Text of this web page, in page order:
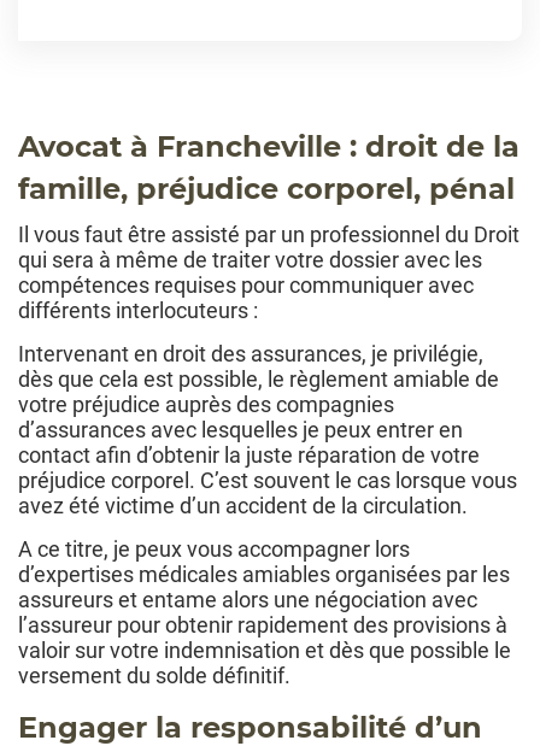
Avocat à Francheville : droit de la
famille, préjudice corporel, pénal
Il vous faut être assisté par un professionnel du Droit
qui sera à même de traiter votre dossier avec les
compétences requises pour communiquer avec
différents interlocuteurs :
Intervenant en droit des assurances, je privilégie,
dès que cela est possible, le règlement amiable de
votre préjudice auprès des compagnies
d’assurances avec lesquelles je peux entrer en
contact afin d’obtenir la juste réparation de votre
préjudice corporel. C’est souvent le cas lorsque vous
avez été victime d’un accident de la circulation.
A ce titre, je peux vous accompagner lors
d’expertises médicales amiables organisées par les
assureurs et entame alors une négociation avec
l’assureur pour obtenir rapidement des provisions à
valoir sur votre indemnisation et dès que possible le
versement du solde définitif.
Engager la responsabilité d’un